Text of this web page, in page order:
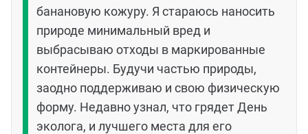
банановую кожуру. Я стараюсь наносить
природе минимальный вред и
выбрасываю отходы в маркированные
контейнеры. Будучи частью природы,
заодно поддерживаю и свою физическую
форму. Недавно узнал, что грядет День
эколога, и лучшего места для его